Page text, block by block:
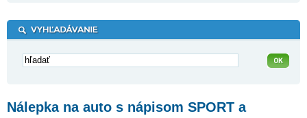
Nálepka na auto s nápisom SPORT a